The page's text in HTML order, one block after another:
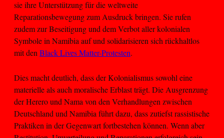
sie ihre Unterstützung für die weltweite
Reparationsbewegung zum Ausdruck bringen. Sie rufen
zudem zur Beseitigung und dem Verbot aller kolonialen
Symbole in Namibia auf und solidarisieren sich rückhaltlos
mit den Black Lives Matter-Protesten.
Dies macht deutlich, dass der Kolonialismus sowohl eine
materielle als auch moralische Erblast trägt. Die Ausgrenzung
der Herero und Nama von den Verhandlungen zwischen
Deutschland und Namibia führt dazu, dass zutiefst rassistische
Praktiken in der Gegenwart fortbestehen können. Wenn aber